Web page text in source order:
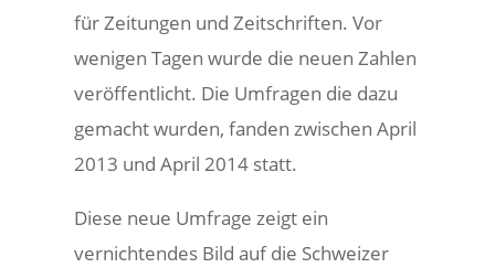
für Zeitungen und Zeitschriften. Vor
wenigen Tagen wurde die neuen Zahlen
veröffentlicht. Die Umfragen die dazu
gemacht wurden, fanden zwischen April
2013 und April 2014 statt.
Diese neue Umfrage zeigt ein
vernichtendes Bild auf die Schweizer